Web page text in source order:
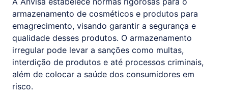
armazenamento de cosméticos e produtos para
emagrecimento, visando garantir a segurança e
qualidade desses produtos. O armazenamento
irregular pode levar a sanções como multas,
interdição de produtos e até processos criminais,
além de colocar a saúde dos consumidores em
risco.